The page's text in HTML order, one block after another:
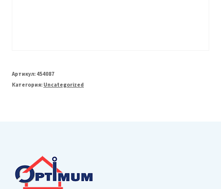
Артикул: 454087
Категория: Uncategorized